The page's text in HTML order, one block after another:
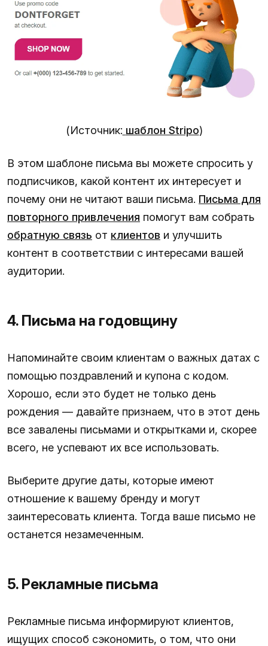
(Источник: шаблон Stripo)
В этом шаблоне письма вы можете спросить у
подписчиков, какой контент их интересует и
почему они не читают ваши письма. Письма для
повторного привлечения помогут вам собрать
обратную связь от клиентов и улучшить
контент в соответствии с интересами вашей
аудитории.
4. Письма на годовщину
Напоминайте своим клиентам о важных датах с
помощью поздравлений и купона с кодом.
Хорошо, если это будет не только день
рождения — давайте признаем, что в этот день
все завалены письмами и открытками и, скорее
всего, не успевают их все использовать.
Выберите другие даты, которые имеют
отношение к вашему бренду и могут
заинтересовать клиента. Тогда ваше письмо не
останется незамеченным.
5. Рекламные письма
Рекламные письма информируют клиентов,
ищущих способ сэкономить, о том, что они